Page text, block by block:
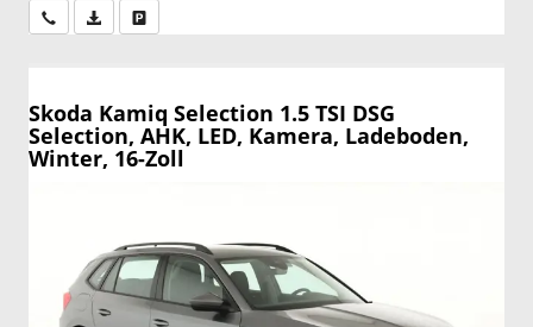
Wir rufen Sie anPDF-Datei, Fahrzeugexposé drucken
Skoda Kamiq Selection 1.5 TSI DSG
Selection, AHK, LED, Kamera, Ladeboden,
Winter, 16-Zoll